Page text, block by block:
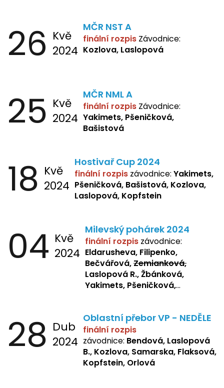
26 Kvě
2024
MČR NST A
finální rozpis Závodnice:
Kozlova, Laslopová
25 Kvě
2024
MČR NML A
finální rozpis Závodnice:
Yakimets, Pšeničková,
Bašistová
18 Kvě
2024
Hostivař Cup 2024
finální rozpis závodnice: Yakimets,
Pšeničková, Bašistová, Kozlova,
Laslopová, Kopfstein
04 Kvě
2024
Milevský pohárek 2024
finální rozpis závodnice:
Eldarusheva, Filipenko,
Bečvářová,Zemianková,
Laslopová R., Žbánková,
Yakimets, Pšeničková,
28 Dub
2024
Oblastní přebor VP - NEDĚLE
finální rozpis
závodnice: Bendová, Laslopová
B., Kozlova, Samarska, Flaksová,
Kopfstein, Orlová